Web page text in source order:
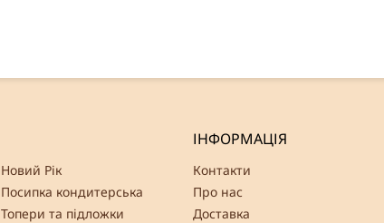
Новий Рік
Посипка кондитерська
Топери та підложки
ІНФОРМАЦІЯ
Контакти
Про нас
Доставка